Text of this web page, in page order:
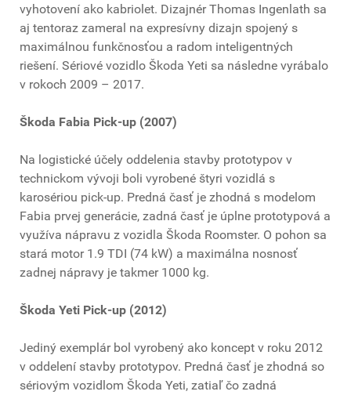
vyhotovení ako kabriolet. Dizajnér Thomas Ingenlath sa
aj tentoraz zameral na expresívny dizajn spojený s
maximálnou funkčnosťou a radom inteligentných
riešení. Sériové vozidlo Škoda Yeti sa následne vyrábalo
v rokoch 2009 – 2017.
Škoda Fabia Pick-up (2007)
Na logistické účely oddelenia stavby prototypov v
technickom vývoji boli vyrobené štyri vozidlá s
karosériou pick-up. Predná časť je zhodná s modelom
Fabia prvej generácie, zadná časť je úplne prototypová a
využíva nápravu z vozidla Škoda Roomster. O pohon sa
stará motor 1.9 TDI (74 kW) a maximálna nosnosť
zadnej nápravy je takmer 1000 kg.
Škoda Yeti Pick-up (2012)
Jediný exemplár bol vyrobený ako koncept v roku 2012
v oddelení stavby prototypov. Predná časť je zhodná so
sériovým vozidlom Škoda Yeti, zatiaľ čo zadná